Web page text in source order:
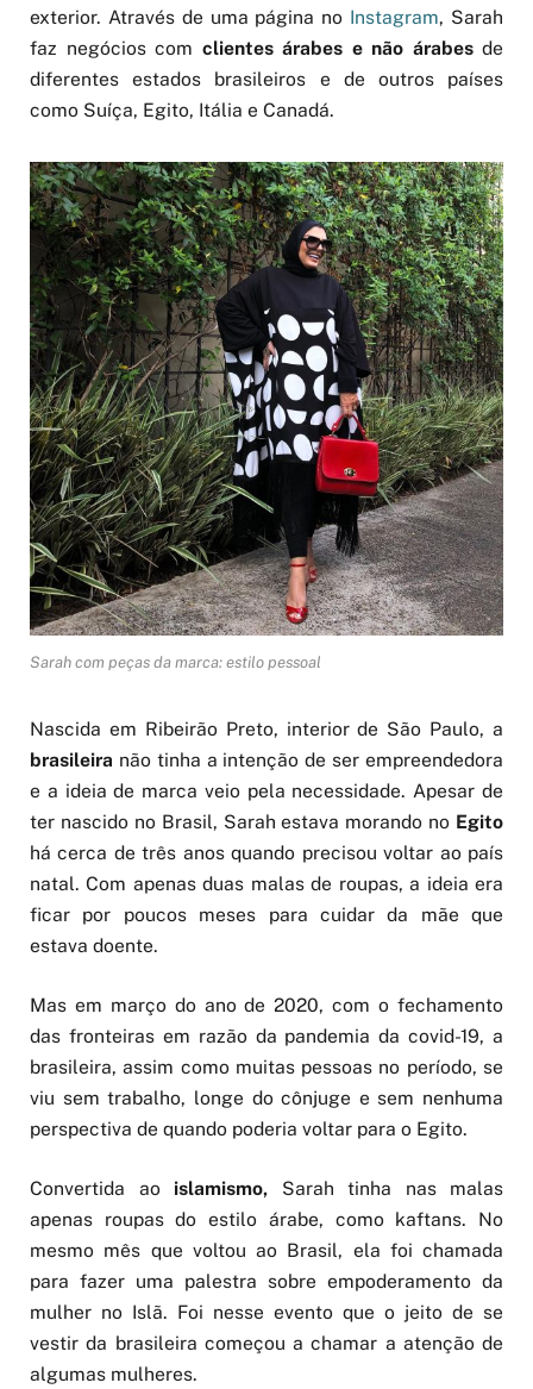
exterior. Através de uma página no Instagram, Sarah
faz negócios com clientes árabes e não árabesde
diferentes estados brasileiros e de outros países
como Suíça, Egito, Itália e Canadá.
Sarah com peças da marca: estilo pessoal
Nascida em Ribeirão Preto, interior de São Paulo, a
brasileira não tinha a intenção de ser empreendedora
e a ideia de marca veio pela necessidade. Apesar de
ter nascido no Brasil, Sarah estava morando no Egito
há cerca de três anos quando precisou voltar ao país
natal. Com apenas duas malas de roupas, a ideia era
ficar por poucos meses para cuidar da mãe que
estava doente.
Mas em março do ano de 2020, com o fechamento
das fronteiras em razão da pandemia da covid-19, a
brasileira, assim como muitas pessoas no período, se
viu sem trabalho, longe do cônjuge e sem nenhuma
perspectiva de quando poderia voltar para o Egito.
Convertida ao islamismo, Sarah tinha nas malas
apenas roupas do estilo árabe, como kaftans. No
mesmo mês que voltou ao Brasil, ela foi chamada
para fazer uma palestra sobre empoderamento da
mulher no Islã. Foi nesse evento que o jeito de se
vestir da brasileira começou a chamar a atenção de
algumas mulheres.